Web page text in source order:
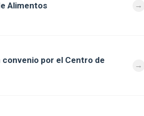
Alimentos
por el Centro de